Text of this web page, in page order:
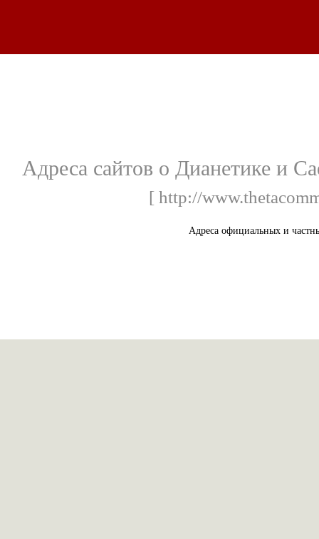
Адреса сайтов о Дианетике и
[ http://
Адреса официальных и